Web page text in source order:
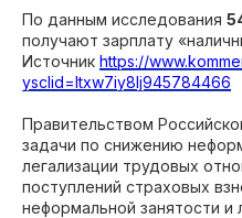
По данным исследования
получают зарплату
Источник https://
ysclid=ltxw7iy8lj945784466
Правительством
задачи по снижению
легализации трудовых
поступлений страховых
неформальной занятости и